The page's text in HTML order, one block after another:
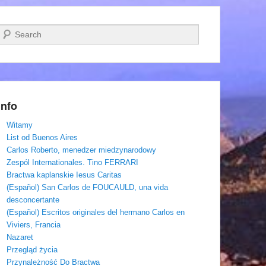
Szukaj
Witamy
List od Buenos Aires
Carlos Roberto, menedzer miedzynarodowy
Zespól Internationales. Tino FERRARI
Bractwa kaplanskie Iesus Caritas
(Español) San Carlos de FOUCAULD, una vida
desconcertante
(Español) Escritos originales del hermano Carlos en
Viviers, Francia
Nazaret
Przegląd życia
Przynależność Do Bractwa